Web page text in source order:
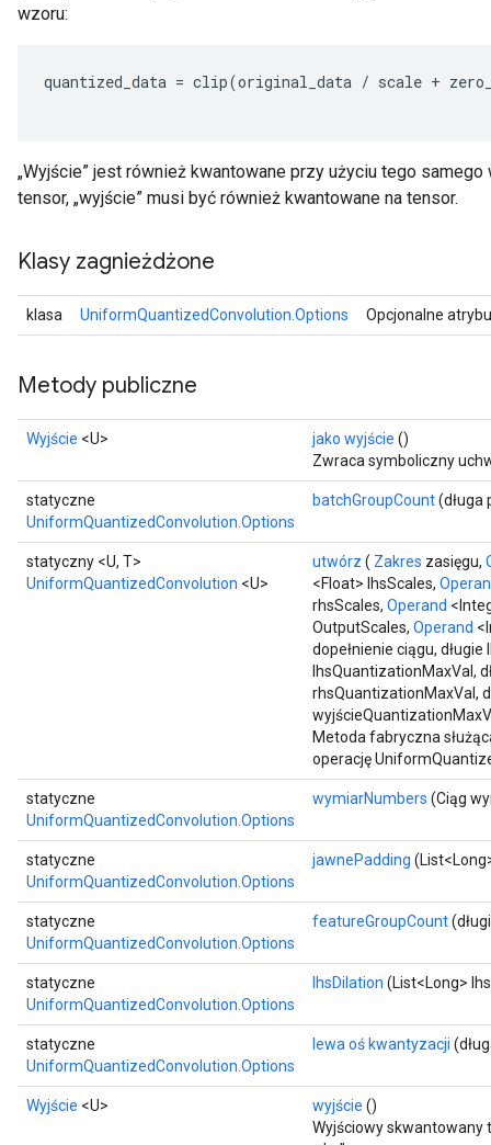
wzoru:
quantized_data = clip(original_data / scale +
„Wyjście” jest również kwantowane przy użyciu tego
tensor, „wyjście” musi być również kwantowane na tensor.
Klasy zagnieżdżone
klasa UniformQuantizedConvolution.Options Opcjonalne
Metody publiczne
Wyjście <U> jako wyjście ()
Zwraca symboliczny
statyczne
UniformQuantizedConvolution.Options
batchGroupCount(długa
statyczny <U, T>
UniformQuantizedConvolution <U>
utwórz ( Zakres zasięgu,
<Float> lhsScales,
rhsScales, Operand
OutputScales, Operand
dopełnienie ciągu,
lhsQuantizationMaxVal,
rhsQuantizationMaxVal,
Metoda fabryczna
operację
statyczne
UniformQuantizedConvolution.Options
wymiarNumbers (Ciąg
statyczne
UniformQuantizedConvolution.Options
jawnePadding
statyczne
UniformQuantizedConvolution.Options
featureGroupCount
statyczne
UniformQuantizedConvolution.Options
lhsDilation (List<Long>
statyczne
UniformQuantizedConvolution.Options
lewa oś kwantyzacji
Wyjście <U> wyjście ()
Wyjściowy skwantowany